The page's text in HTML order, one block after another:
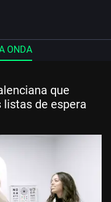
ONDA
que
de espera